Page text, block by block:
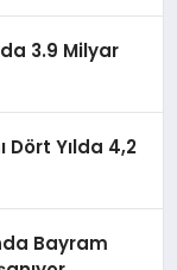
3.9 Milyar
Dört Yılda 4,2
Bayram